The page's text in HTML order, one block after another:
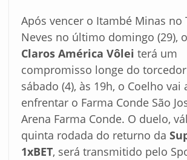
Após vencer o Itambé Minas no
Neves no último domingo (29), o
Claros América Vôlei terá um
compromisso longe do
sábado (4), às 19h, o Coelho vai
enfrentar o Farma Conde São
Arena Farma Conde. O duelo,
quinta rodada do returno da
1xBET, será transmitido pelo